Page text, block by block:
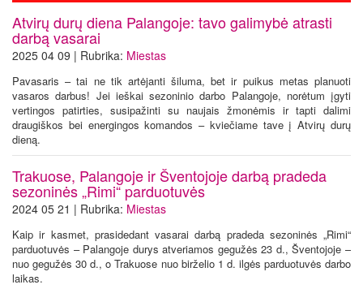
Atvirų durų diena Palangoje: tavo galimybė atrasti
darbą vasarai
2025 04 09 | Rubrika: Miestas
Pavasaris – tai ne tik artėjanti šiluma, bet ir puikus metas planuoti
vasaros darbus! Jei ieškai sezoninio darbo Palangoje, norėtum įgyti
vertingos patirties, susipažinti su naujais žmonėmis ir tapti dalimi
draugiškos bei energingos komandos – kviečiame tave į Atvirų durų
dieną.
Trakuose, Palangoje ir Šventojoje darbą pradeda
sezoninės „Rimi“ parduotuvės
2024 05 21 | Rubrika: Miestas
Kaip ir kasmet, prasidedant vasarai darbą pradeda sezoninės „Rimi“
parduotuvės – Palangoje durys atveriamos gegužės 23 d., Šventojoje –
nuo gegužės 30 d., o Trakuose nuo birželio 1 d. ilgės parduotuvės darbo
laikas.